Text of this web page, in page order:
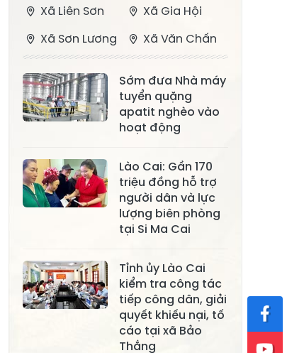
Xã Liên Sơn
Xã Gia Hội
Xã Sơn Lương
Xã Văn Chấn
Bằng La
Xã Chấn Thịnh
Xã Nghĩa Tâm
Xã Phong Dụ
Hạ
Xã Đông
Cuông
Xã Tân Hợp
Xã Xuân Ái
Xã Mỏ Vàng
Thượng
Xã Lục Yên
Xã Tân Lĩnh
Xã Phúc Lợi
Sớm đưa Nhà máy
tuyển quặng
apatit nghèo vào
hoạt động
Lào Cai: Gần 170
triệu đồng hỗ trợ
người dân và lực
lượng biên phòng
tại Si Ma Cai
Tỉnh ủy Lào Cai
kiểm tra công tác
tiếp công dân, giải
quyết khiếu nại, tố
cáo tại xã Bảo
Thắng